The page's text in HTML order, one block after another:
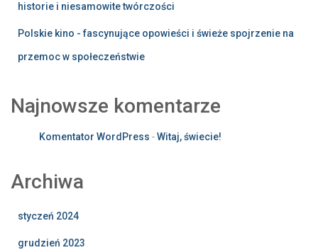
historie i niesamowite twórczości
Polskie kino - fascynujące opowieści i świeże spojrzenie na
przemoc w społeczeństwie
Najnowsze komentarze
Komentator WordPress -Witaj, świecie!
Archiwa
styczeń 2024
grudzień 2023